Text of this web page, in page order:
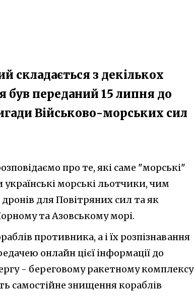
складається з декількох
був переданий 15 липня до
Військово-морських сил
про те, які саме "морські"
морські льотчики, чим
для Повітряних сил та як
та Азовському морі.
противника, а і їх розпізнавання
онлайн цієї інформації до
- береговому ракетному комплексу
самостійне знищення кораблів